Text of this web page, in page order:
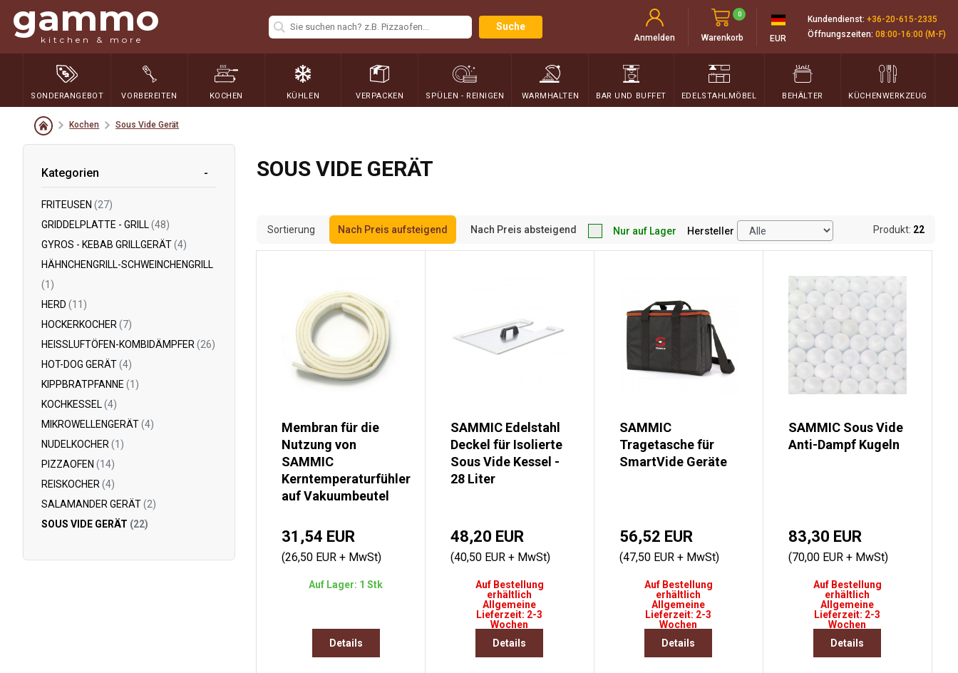
gammo
kitchen & more
Suche
Anmelden Warenkorb
0
EUR
Kundendienst: +36-20-615-2335
Öffnungszeiten: 08:00-16:00 (M-F)
SONDERANGEBOT VORBEREITEN KOCHEN KÜHLEN VERPACKEN SPÜLEN - REINIGEN WARMHALTEN BAR UND BUFFET EDELSTAHLMÖBEL BEHÄLTER KÜCHENWERKZEUG
Kochen Sous Vide Gerät
Kategorien
FRITEUSEN (27)
GRIDDELPLATTE - GRILL (48)
GYROS - KEBAB GRILLGERÄT(4)
HÄHNCHENGRILL-SCHWEINCHENGRILL
(1)
HERD (11)
HOCKERKOCHER (7)
HEISSLUFTÖFEN-KOMBIDÄMPFER (26)
HOT-DOG GERÄT(4)
KIPPBRATPFANNE (1)
KOCHKESSEL (4)
MIKROWELLENGERÄT(4)
NUDELKOCHER (1)
PIZZAOFEN (14)
REISKOCHER (4)
SALAMANDER GERÄT(2)
SOUS VIDE GERÄT (22)
SOUS VIDE GERÄT
Sortierung Nach Preis aufsteigend Nach Preis absteigend Nur auf Lager Hersteller Produkt: 22
Membran für die
Nutzung von
SAMMIC
Kerntemperaturfühler
auf Vakuumbeutel
31,54 EUR
(26,50 EUR + MwSt)
Auf Lager: 1 Stk
Details
SAMMIC Edelstahl
Deckel für Isolierte
Sous Vide Kessel -
28 Liter
48,20 EUR
(40,50 EUR + MwSt)
Auf Bestellung
erhältlich
Allgemeine
Lieferzeit: 2-3
Wochen
Details
SAMMIC
Tragetasche für
SmartVide Geräte
56,52 EUR
(47,50 EUR + MwSt)
Auf Bestellung
erhältlich
Allgemeine
Lieferzeit: 2-3
Wochen
Details
SAMMIC Sous Vide
Anti-Dampf Kugeln
83,30 EUR
(70,00 EUR + MwSt)
Auf Bestellung
erhältlich
Allgemeine
Lieferzeit: 2-3
Wochen
Details